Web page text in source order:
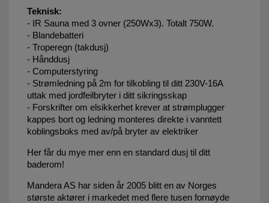
Teknisk:
- IR Sauna med 3 ovner (250Wx3). Totalt 750W.
- Blandebatteri
- Troperegn (takdusj)
- Hånddusj
- Computerstyring
- Strømledning på 2m for tilkobling til ditt 230V-16A
uttak med jordfeilbryter i ditt sikringsskap
- Forskrifter om elsikkerhet krever at strømplugger
kappes bort og ledning monteres direkte i vanntett
koblingsboks med av/på bryter av elektriker
Her får du mye mer enn en standard dusj til ditt
baderom!
Mandera AS har siden år 2005 blitt en av Norges
største aktører i markedet med flere tusen fornøyde